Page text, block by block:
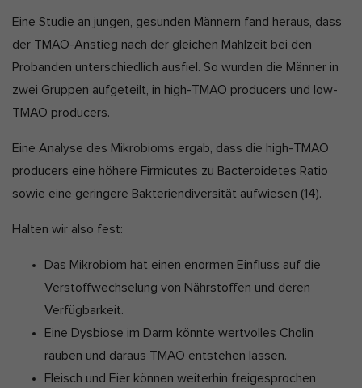
Eine Studie an jungen, gesunden Männern fand heraus, dass
der TMAO-Anstieg nach der gleichen Mahlzeit bei den
Probanden unterschiedlich ausfiel. So wurden die Männer in
zwei Gruppen aufgeteilt, in high-TMAO producers und low-
TMAO producers.
Eine Analyse des Mikrobioms ergab, dass die high-TMAO
producers eine höhere Firmicutes zu Bacteroidetes Ratio
sowie eine geringere Bakteriendiversität aufwiesen (14).
Halten wir also fest:
Das Mikrobiom hat einen enormen Einfluss auf die
Verstoffwechselung von Nährstoffen und deren
Verfügbarkeit.
Eine Dysbiose im Darm könnte wertvolles Cholin
rauben und daraus TMAO entstehen lassen.
Fleisch und Eier können weiterhin freigesprochen